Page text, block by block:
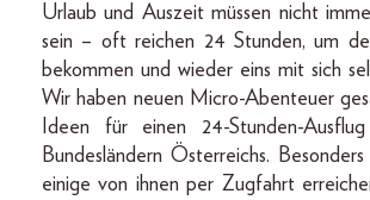
Urlaub und Auszeit müssen nicht
sein – oft reichen 24 Stunden, um
bekommen und wieder eins mit sich
Wir haben neuen Micro-Abenteuer
Ideen für einen 24-Stunden-
Bundesländern Österreichs.
einige von ihnen per Zugfahrt